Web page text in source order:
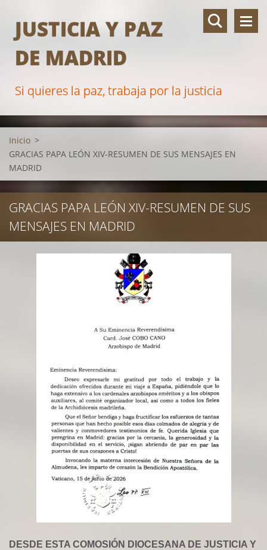
JUSTICIA Y PAZ
DE MADRID
Si quieres la paz, trabaja por la justicia
Inicio >
GRACIAS PAPA LEÓN XIV-RESUMEN DE SUS MENSAJES EN
MADRID
GRACIAS PAPA LEÓN XIV-RESUMEN DE SUS
MENSAJES EN MADRID
DESDE ESTA COMOSIÓN DIOCESANA DE JUSTICIA Y